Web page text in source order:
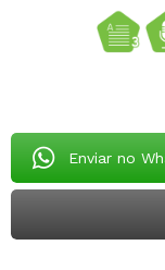
Enviar no